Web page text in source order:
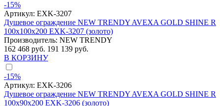
-15%
Артикул: EXK-3207
Душевое ограждение NEW TRENDY AVEXA GOLD SHINE R
100x100x200 EXK-3207 (золото)
Производитель: NEW TRENDY
162 468 руб. 191 139 руб.
В КОРЗИНУ
-15%
Артикул: EXK-3206
Душевое ограждение NEW TRENDY AVEXA GOLD SHINE R
100x90x200 EXK-3206 (золото)